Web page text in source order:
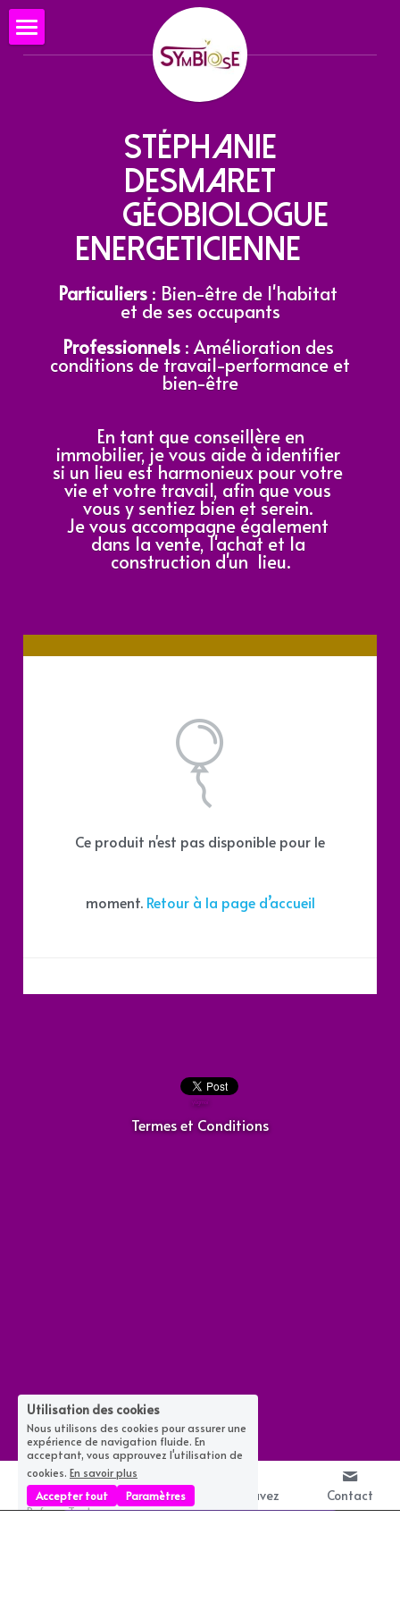
DESMARET
energeticienne
Particuliers : Bien-être de l'habitat
et de ses occupants
Professionnels : Amélioration des
conditions de travail-performance et
bien-être
immobilier, je vous aide à identifier
si un lieu est harmonieux pour votre
vie et votre travail, afin que vous
vous y sentiez bien et serein.
Je vous accompagne également
dans la vente, l'achat et la
construction d'un  lieu.
Qui suis-je?
POWERED BY
Ce produit n'est pas disponible pour le
moment. Retour à la page d’accueil
yûgmoï
Termes et Conditions
Appelez Boutique Retrouvez Contact
cookies. En savoir plus
Accepter tout
Paramètres
Refuser Tout